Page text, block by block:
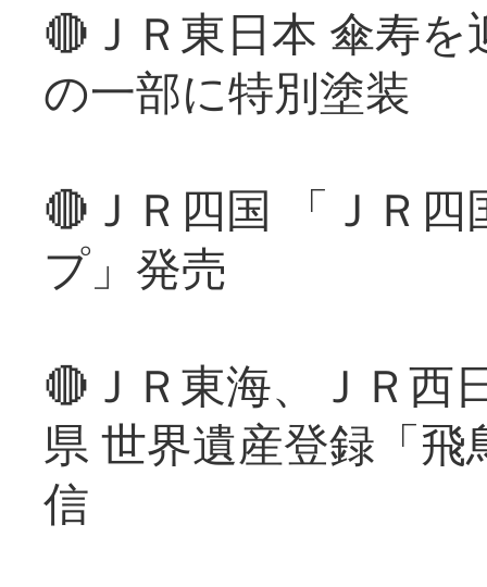
🔴ＪＲ東日本 傘寿
の一部に特別塗装
🔴ＪＲ四国 「ＪＲ
プ」発売
🔴ＪＲ東海、ＪＲ西
県 世界遺産登録「
信